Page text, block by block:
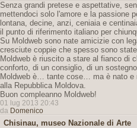
Senza grandi pretese e aspettative,
mettendoci solo l'amore e la passione
lontana, decine, anzi, ceniaia e
il punto di riferimento italiano per
Su Moldweb sono nate amicizie con
cresciute coppie che spesso sono
Moldweb è riuscito a stare al fianco di
conforto, di un consiglio, di un
Moldweb è… tante cose… ma è nato e
alla Repubblica Moldova.
Buon compleanno Moldweb!
01 lug 2013 20:43
da Domenico
Chisinau, museo Nazionale di Arte